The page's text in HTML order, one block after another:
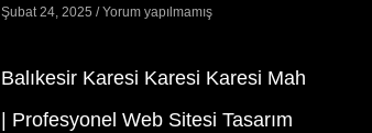
Şubat 24, 2025 Yorum yapılmamış
Balıkesir Karesi Karesi Karesi Mah
| Profesyonel Web Sitesi Tasarım